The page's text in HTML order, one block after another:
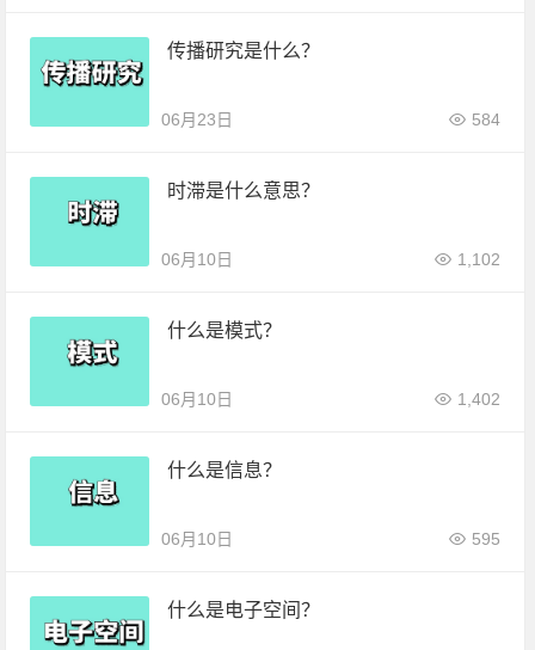
传播研究是什么？
06月23日 584
时滞是什么意思？
06月10日 1,102
什么是模式？
06月10日 1,402
什么是信息？
06月10日 595
什么是电子空间？